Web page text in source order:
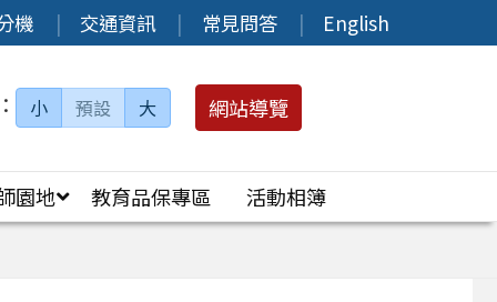
機 交通資訊 常見問答 English
小 預設 大 網站導覽
園地 教育品保專區 活動相簿